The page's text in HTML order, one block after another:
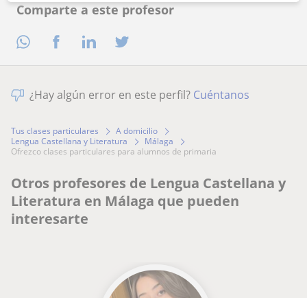
Comparte a este profesor
¿Hay algún error en este perfil? Cuéntanos
Tus clases particulares
A domicilio
Lengua Castellana y Literatura
Málaga
ofrezco clases particulares para alumnos de primaria
Otros profesores de Lengua Castellana y
Literatura en Málaga que pueden
interesarte